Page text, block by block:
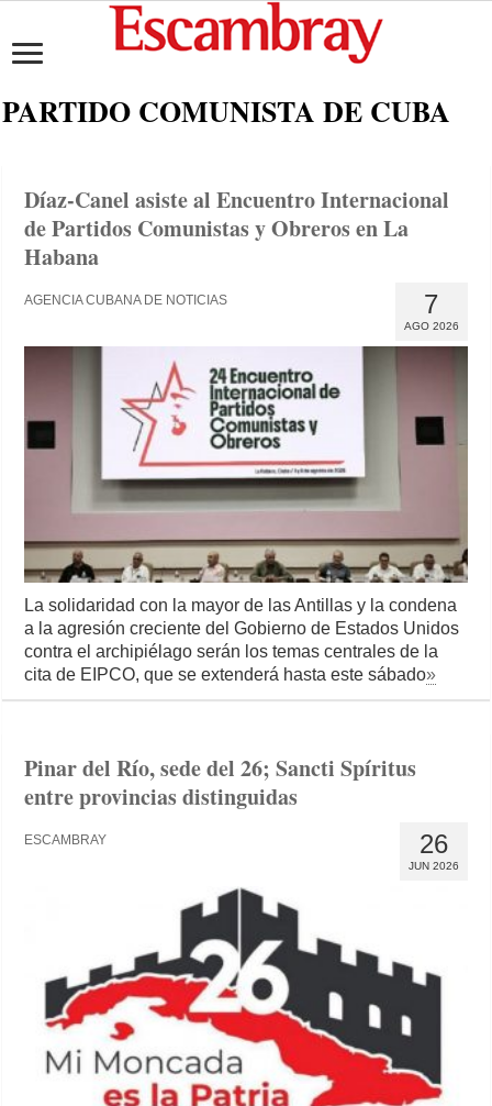
PARTIDO COMUNISTA DE CUBA
Díaz-Canel asiste al Encuentro Internacional
de Partidos Comunistas y Obreros en La
Habana
7
AGO 2026
AGENCIA CUBANA DE NOTICIAS
La solidaridad con la mayor de las Antillas y la condena
a la agresión creciente del Gobierno de Estados Unidos
contra el archipiélago serán los temas centrales de la
cita de EIPCO, que se extenderá hasta este sábado»
Pinar del Río, sede del 26; Sancti Spíritus
entre provincias distinguidas
26
JUN 2026
ESCAMBRAY